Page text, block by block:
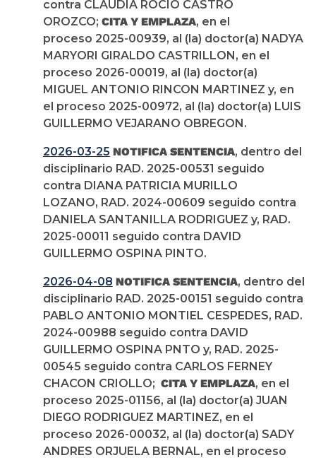
contra CLAUDIA ROCIO CASTRO
OROZCO; CITA Y EMPLAZA, en el
proceso 2025-00939, al (la) doctor(a) NADYA
MARYORI GIRALDO CASTRILLON, en el
proceso 2026-00019, al (la) doctor(a)
MIGUEL ANTONIO RINCON MARTINEZ y, en
el proceso 2025-00972, al (la) doctor(a) LUIS
GUILLERMO VEJARANO OBREGON.
2026-03-25 NOTIFICA SENTENCIA, dentro del
disciplinario RAD. 2025-00531 seguido
contra DIANA PATRICIA MURILLO
LOZANO, RAD. 2024-00609 seguido contra
DANIELA SANTANILLA RODRIGUEZ y, RAD.
2025-00011 seguido contra DAVID
GUILLERMO OSPINA PINTO.
2026-04-08 NOTIFICA SENTENCIA, dentro del
disciplinario RAD. 2025-00151 seguido contra
PABLO ANTONIO MONTIEL CESPEDES, RAD.
2024-00988 seguido contra DAVID
GUILLERMO OSPINA PNTO y, RAD. 2025-
00545 seguido contra CARLOS FERNEY
CHACON CRIOLLO; CITA Y EMPLAZA, en el
proceso 2025-01156, al (la) doctor(a) JUAN
DIEGO RODRIGUEZ MARTINEZ, en el
proceso 2026-00032, al (la) doctor(a) SADY
ANDRES ORJUELA BERNAL, en el proceso